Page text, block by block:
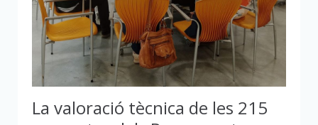
La valoració tècnica de les 215